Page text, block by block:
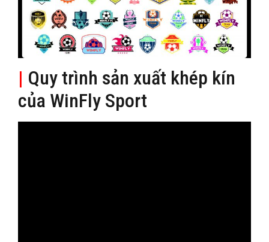
| Quy trình sản xuất khép kín
của WinFly Sport